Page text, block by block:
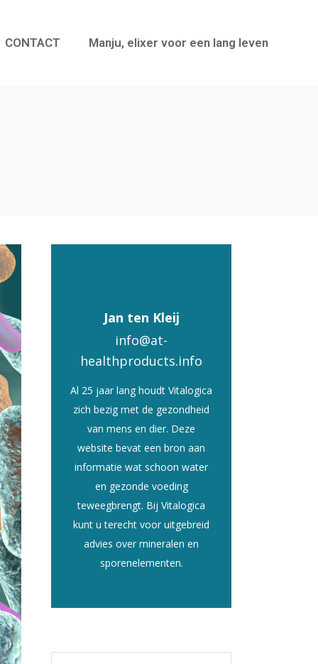
CONTACT Manju, elixer voor een lang leven
Jan ten Kleij
info@at-
healthproducts.info
Al 25 jaar lang houdt Vitalogica
zich bezig met de gezondheid
van mens en dier. Deze
website bevat een bron aan
informatie wat schoon water
en gezonde voeding
teweegbrengt. Bij Vitalogica
kunt u terecht voor uitgebreid
advies over mineralen en
sporenelementen.